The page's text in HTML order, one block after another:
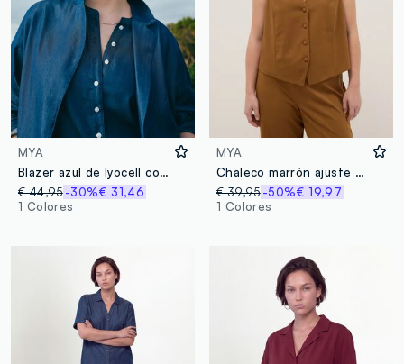
MYA
Blazer azul de lyocell corte regular
€ 44,95-30%€ 31,46
1 Colores
MYA
Chaleco marrón ajuste regular con botones
€ 39,95 -50%€ 19,97
1 Colores